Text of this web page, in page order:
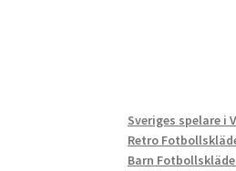
Sveriges spelare i
Retro
Barn